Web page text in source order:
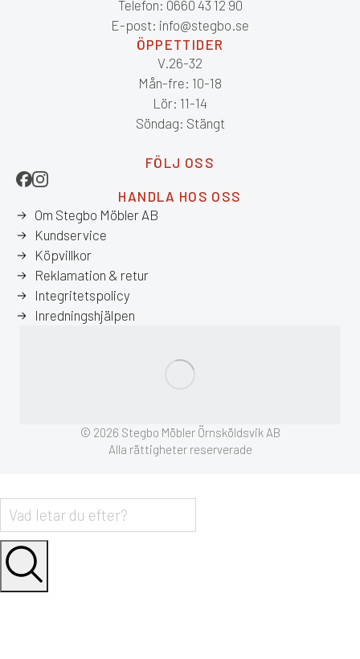
Telefon: 0660 43 12 90
E-post: info@stegbo.se
ÖPPETTIDER
V.26-32
Mån-fre: 10-18
Lör: 11-14
Söndag: Stängt
FÖLJ OSS
HANDLA HOS OSS
Om Stegbo Möbler AB
Kundservice
Köpvillkor
Reklamation & retur
Integritetspolicy
Inredningshjälpen
© 2026 Stegbo Möbler Örnsköldsvik AB
Alla rättigheter reserverade